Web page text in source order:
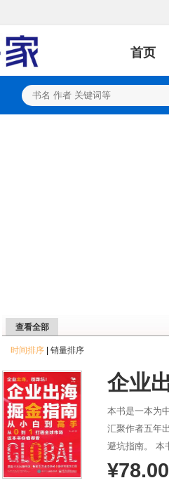
首页
查看全部
时间排序 销量排序
企业
本书是一本为
汇聚作者五年
避坑指南。 本
上、线下两大
¥78.00